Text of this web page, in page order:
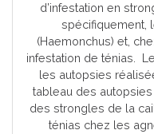
d’infestation en
spécifiquement,
(Haemonchus) et,
infestation de ténias.
les autopsies
tableau des
des strongles de la
ténias chez les